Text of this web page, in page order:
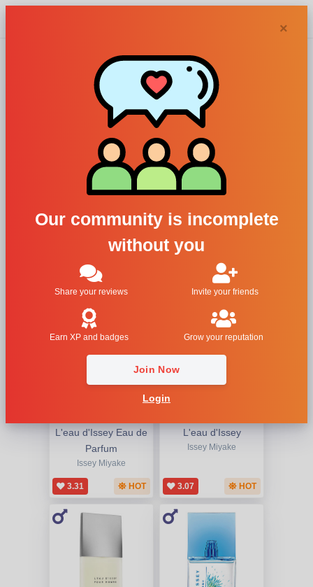
×
Our community is incomplete
without you
Share your reviews Invite your friends
Earn XP and badges Grow your reputation
Join Now
Login
Issey Miyake
perfumes and
colognes
Filters
L'eau d'Issey Eau de
Parfum
Issey Miyake
3.31 HOT
L'eau d'Issey
Issey Miyake
3.07 HOT